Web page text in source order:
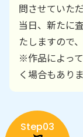
問させていた
当日、新たに
たしますので
※作品によっ
く場合もありま
Step03